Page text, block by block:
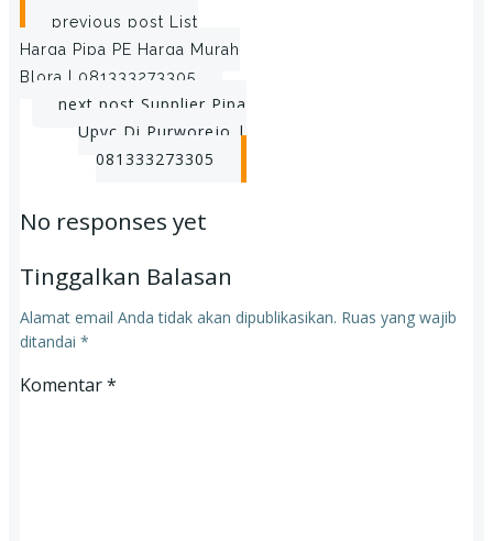
Post
navigation
previous post List
Harga Pipa PE Harga Murah
Blora | 081333273305
Post
navigation
next post Supplier Pipa
Upvc Di Purworejo |
081333273305
No responses yet
Tinggalkan Balasan
Alamat email Anda tidak akan dipublikasikan. Ruas yang wajib
ditandai *
Komentar*